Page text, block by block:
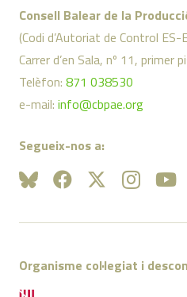
Consell Balear de la
(Codi d’Autoriat de Control
Carrer d’en Sala, nº 11, primer
Telèfon: 871 038530
e-mail: info@cbpae.org
Segueix-nos a:
Organisme col·legiat i